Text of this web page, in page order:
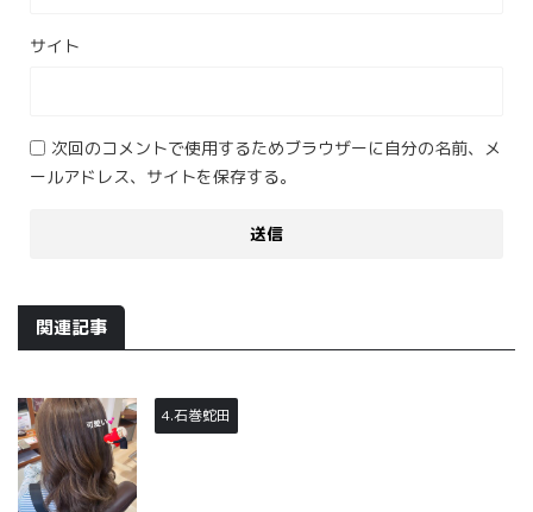
サイト
次回のコメントで使用するためブラウザーに自分の名前、メ
ールアドレス、サイトを保存する。
関連記事
4.石巻蛇田